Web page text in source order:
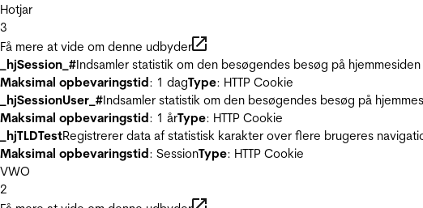
Hotjar
3
Få mere at vide om denne udbyder
_hjSession_#Indsamler statistik om den besøgendes besøg på
Maksimal opbevaringstid: 1 dagType: HTTP Cookie
_hjSessionUser_#Indsamler statistik om den besøgendes besøg på
Maksimal opbevaringstid: 1 årType: HTTP Cookie
_hjTLDTestRegistrerer data af statistisk karakter over flere brugeres
Maksimal opbevaringstid: SessionType: HTTP Cookie
VWO
2